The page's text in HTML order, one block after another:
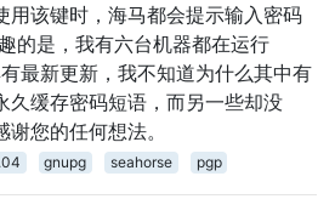
用该键时，海马都会提示输入密码
的是，我有六台机器都在运行
最新更新，我不知道为什么其中有
久缓存密码短语，而另一些却没
谢您的任何想法。
gnupg seahorse pgp